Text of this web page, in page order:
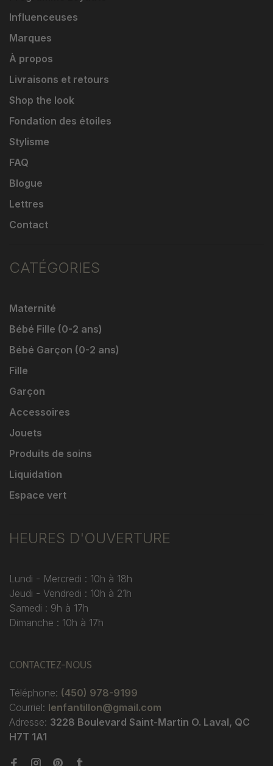
Influenceuses
Marques
À propos
Livraisons et retours
Shop the look
Fondation des étoiles
Stylisme
FAQ
Blogue
Lettres
Contact
CATÉGORIES
Maternité
Bébé Fille (0-2 ans)
Bébé Garçon (0-2 ans)
Fille
Garçon
Accessoires
Jouets
Produits de soins
Liquidation
Espace vert
HEURES D'OUVERTURE
Lundi - Mercredi : 10h à 18h
Jeudi - Vendredi : 10h à 21h
Samedi : 9h à 17h
Dimanche : 10h à 17h
CONTACTEZ-NOUS
Téléphone: (450) 978-9199
Courriel: lenfantillon@gmail.com
Adresse: 3228 Boulevard Saint-Martin O. Laval, QC
H7T 1A1